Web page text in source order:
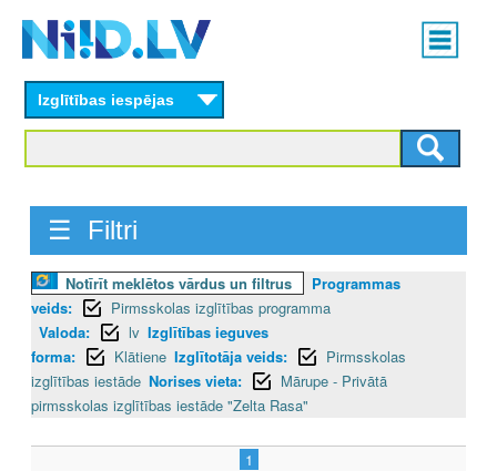
content
Main
menu
Izglītības iespējas
☰ Filtri
Notīrīt meklētos vārdus un filtrus
Programmas
veids:
Pirmsskolas izglītības programma
Valoda:
lv Izglītības ieguves
forma:
Klātiene Izglītotāja veids:
Pirmsskolas
izglītības iestāde Norises vieta:
Mārupe - Privātā
pirmsskolas izglītības iestāde "Zelta Rasa"
1